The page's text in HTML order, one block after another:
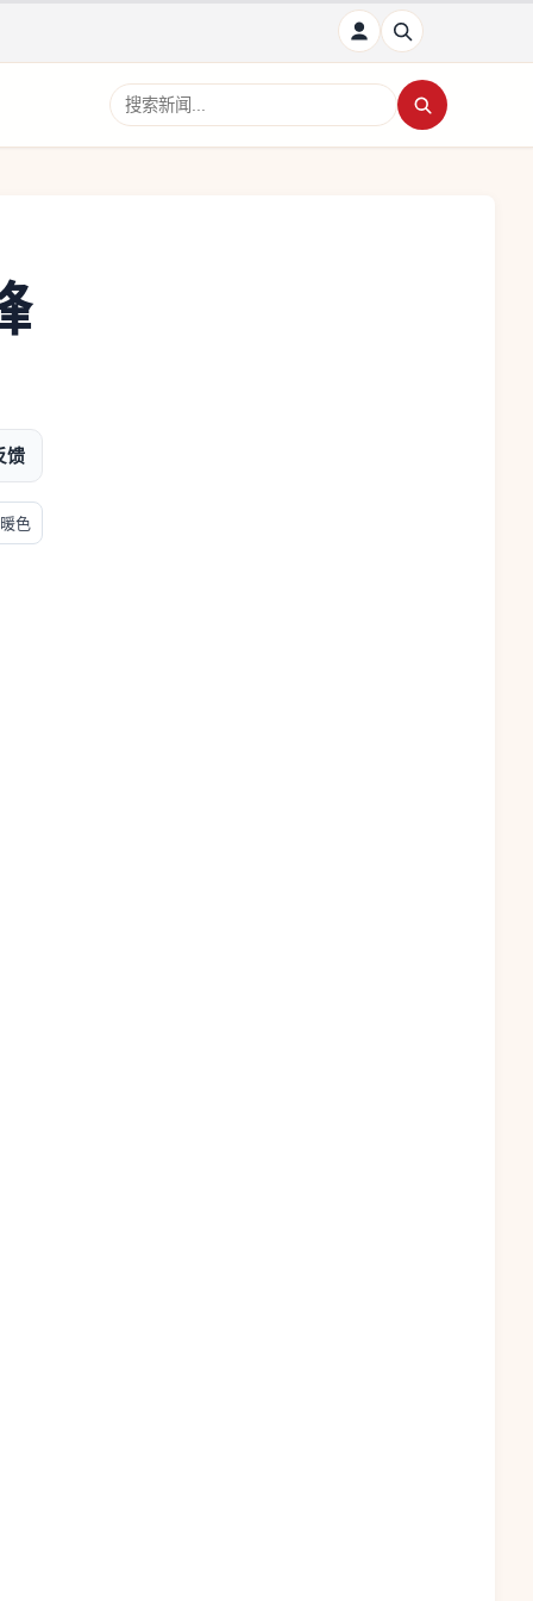
搜索新闻
馈
暖色